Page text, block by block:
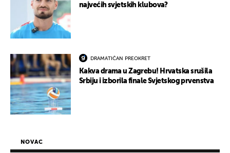
najvećih svjetskih klubova?
DRAMATIČAN PREOKRET
Kakva drama u Zagrebu! Hrvatska srušila
Srbiju i izborila finale Svjetskog prvenstva
NOVAC